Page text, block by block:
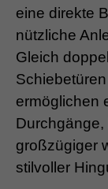
eine direkte
nützliche
Gleich
ermöglichen
großzügiger
stilvoller